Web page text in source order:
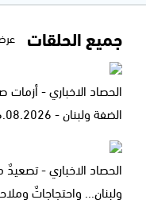
جميع الحلقات
الحصاد الاخباري -
الضفة ولبنان - 06.08.2026
الحصاد الاخباري -
ولبنان... واحتجاجاتٌ وملاحقاتٌ